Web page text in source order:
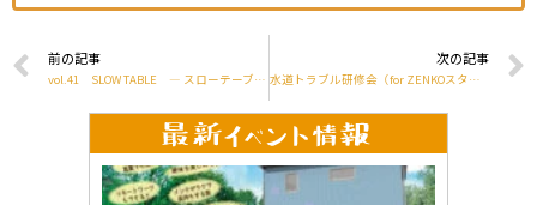
前の記事
vol.41 SLOW TABLE ― スローテーブル ―
次の記事
水道トラブル研修会（for ZENKOスタッフ）